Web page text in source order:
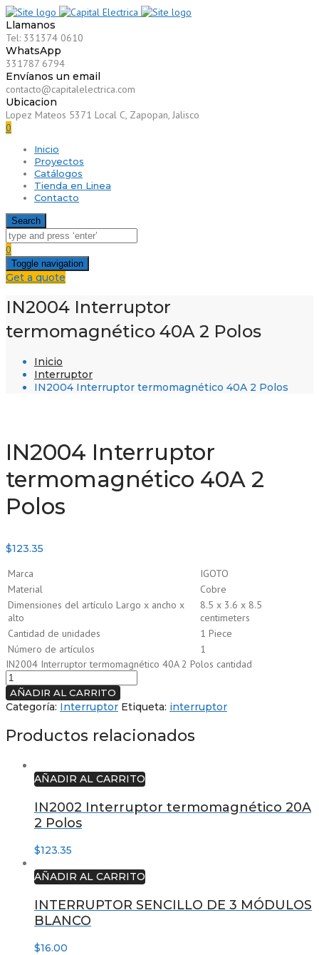
Llamanos
Tel: 331374 0610
WhatsApp
331787 6794
Envíanos un email
contacto@capitalelectrica.com
Ubicacion
Lopez Mateos 5371 Local C, Zapopan, Jalisco
0
Inicio
Proyectos
Catálogos
Tienda en Linea
Contacto
Search
0
Toggle navigation
Get a quote
IN2004 Interruptor
termomagnético 40A 2 Polos
Inicio
Interruptor
IN2004 Interruptor termomagnético 40A 2 Polos
IN2004 Interruptor
termomagnético 40A 2
Polos
$123.35
Marca
IGOTO
Material
Cobre
Dimensiones del artículo Largo x ancho x
alto
8.5 x 3.6 x 8.5
centimeters
Cantidad de unidades
1 Piece
Número de artículos
1
IN2004 Interruptor termomagnético 40A 2 Polos cantidad
AÑADIR AL CARRITO
Categoría: Interruptor Etiqueta: interruptor
Productos relacionados
AÑADIR AL CARRITO
IN2002 Interruptor termomagnético 20A
2 Polos
$123.35
AÑADIR AL CARRITO
INTERRUPTOR SENCILLO DE 3 MÓDULOS
BLANCO
$16.00